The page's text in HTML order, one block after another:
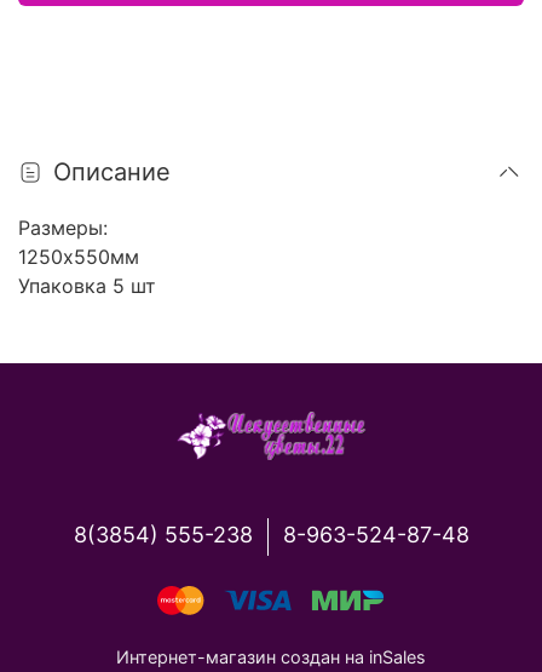
Описание
Размеры:
1250х550мм
Упаковка 5 шт
8(3854) 555-238 8-963-524-87-48
Интернет-магазин создан на inSales